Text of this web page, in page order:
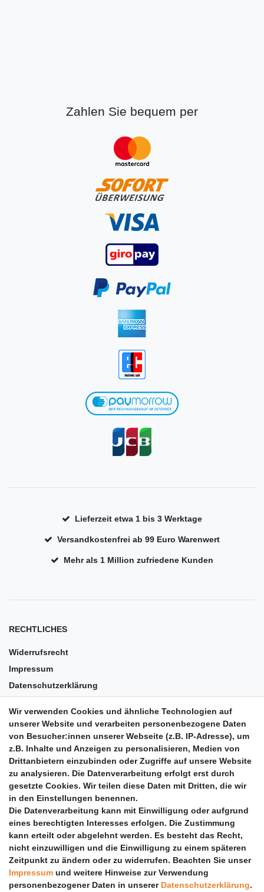
Zahlen Sie bequem per
Lieferzeit etwa 1 bis 3 Werktage
Versandkostenfrei ab 99 Euro Warenwert
Mehr als 1 Million zufriedene Kunden
RECHTLICHES
Widerrufsrecht
Impressum
Datenschutzerklärung
Barrierefreiheit
Anleitungen
Vertrag widerrufen
PARTNER
DHL
GLS
PaketPLUS
SPONSORING
Wir verwenden Cookies und ähnliche Technologien auf
unserer Website und verarbeiten personenbezogene Daten
von Besucher:innen unserer Webseite (z.B. IP-Adresse), um
z.B. Inhalte und Anzeigen zu personalisieren, Medien von
Drittanbietern einzubinden oder Zugriffe auf unsere Website
zu analysieren. Die Datenverarbeitung erfolgt erst durch
gesetzte Cookies. Wir teilen diese Daten mit Dritten, die wir
in den Einstellungen benennen.
Die Datenverarbeitung kann mit Einwilligung oder aufgrund
eines berechtigten Interesses erfolgen. Die Zustimmung
kann erteilt oder abgelehnt werden. Es besteht das Recht,
nicht einzuwilligen und die Einwilligung zu einem späteren
Zeitpunkt zu ändern oder zu widerrufen. Beachten Sie unser
Impressum und weitere Hinweise zur Verwendung
personenbezogener Daten in unserer Daten­schutz­erklärung.